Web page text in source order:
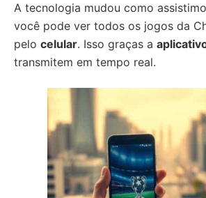
A tecnologia mudou como
você pode ver todos os jogos da
pelo celular. Isso graças a
transmitem em tempo real.